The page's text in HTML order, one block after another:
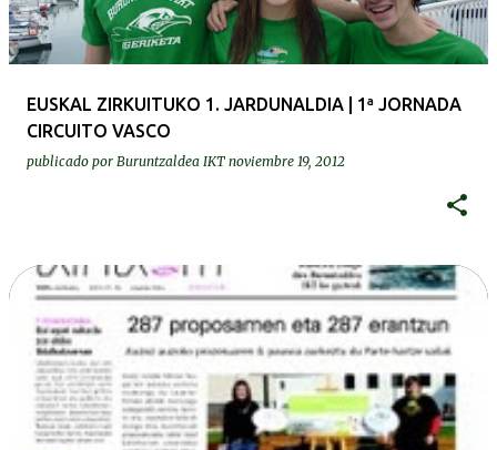
EUSKAL ZIRKUITUKO 1. JARDUNALDIA | 1ª JORNADA
CIRCUITO VASCO
publicado por Buruntzaldea IKT noviembre 19, 2012